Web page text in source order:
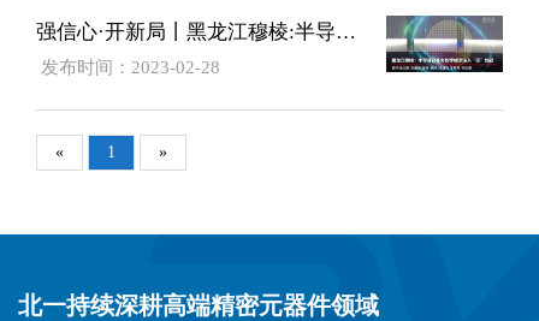
强信心·开新局丨黑龙江穆棱:半导体企业为数字经济注入“芯”动能
发布时间：2023-02-28
« 1 »
北一持续深耕高端精密元器件领域